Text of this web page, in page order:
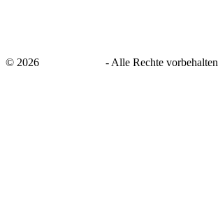
© 2026 - Alle Rechte vorbehalten